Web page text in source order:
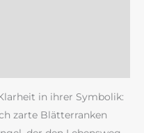
in ihrer Symbolik:
zarte Blätterranken